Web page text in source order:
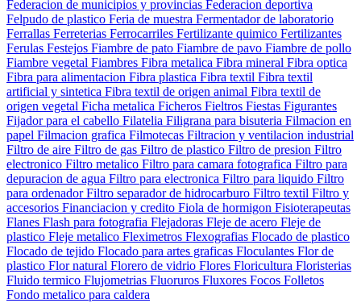
Federacion de municipios y provincias Federacion deportiva
Felpudo de plastico Feria de muestra Fermentador de laboratorio
Ferrallas Ferreterias Ferrocarriles Fertilizante quimico Fertilizantes
Ferulas Festejos Fiambre de pato Fiambre de pavo Fiambre de pollo
Fiambre vegetal Fiambres Fibra metalica Fibra mineral Fibra optica
Fibra para alimentacion Fibra plastica Fibra textil Fibra textil
artificial y sintetica Fibra textil de origen animal Fibra textil de
origen vegetal Ficha metalica Ficheros Fieltros Fiestas Figurantes
Fijador para el cabello Filatelia Filigrana para bisuteria Filmacion en
papel Filmacion grafica Filmotecas Filtracion y ventilacion industrial
Filtro de aire Filtro de gas Filtro de plastico Filtro de presion Filtro
electronico Filtro metalico Filtro para camara fotografica Filtro para
depuracion de agua Filtro para electronica Filtro para liquido Filtro
para ordenadorFiltro separador de hidrocarburo Filtro textil Filtro y
accesorios Financiacion y credito Fiola de hormigon Fisioterapeutas
Flanes Flash para fotografia Flejadoras Fleje de acero Fleje de
plastico Fleje metalico Fleximetros Flexografias Flocado de plastico
Flocado de tejido Flocado para artes graficas Floculantes Flor de
plastico Flor natural Florero de vidrio Flores Floricultura Floristerias
Fluido termico Flujometrias Fluoruros Fluxores Focos Folletos
Fondo metalico para caldera